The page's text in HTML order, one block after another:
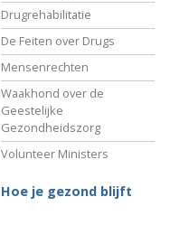
Drugrehabilitatie
De Feiten over Drugs
Mensenrechten
Waakhond over de
Geestelijke
Gezondheidszorg
Volunteer Ministers
Hoe je gezond blijft